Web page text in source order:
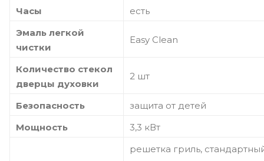
Часы
есть
Эмаль легкой
чистки
Easy Clean
Количество стекол
дверцы духовки
2 шт
Безопасность
защита от детей
Мощность
3,3 кВт
решетка гриль,